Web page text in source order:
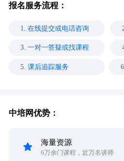
报名服务流程：
1. 在线提交或电话咨询
3. 一对一答疑或找课程
5. 课后追踪服务
中培网优势：
海量资源
6万余门课程，近万名讲师